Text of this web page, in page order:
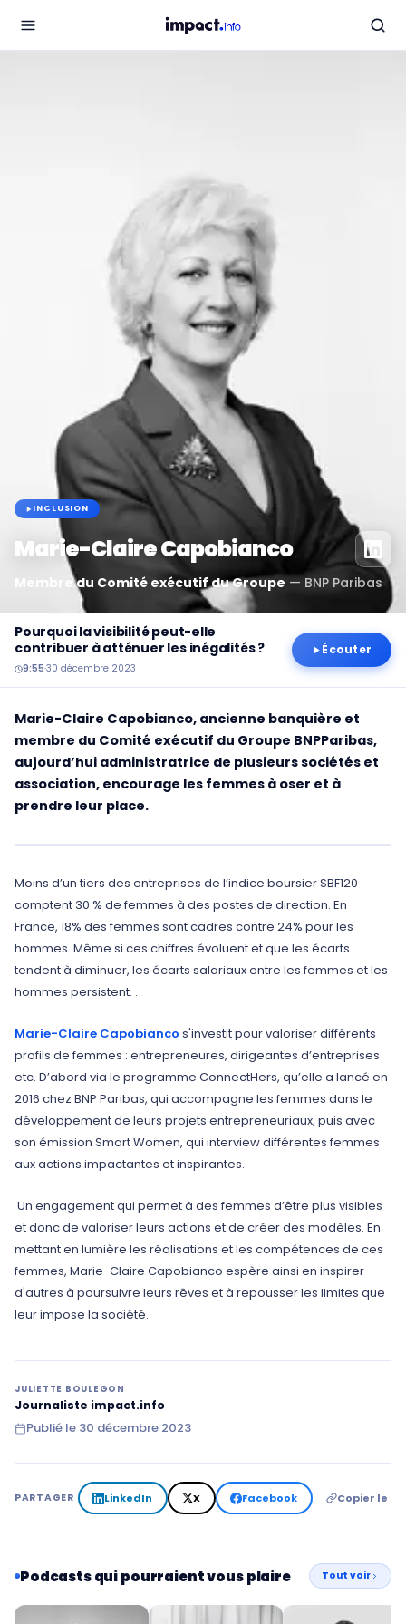
INCLUSION
Marie-Claire Capobianco
Membre du Comité exécutif du Groupe — BNP Paribas
Pourquoi la visibilité peut-elle
contribuer à atténuer les inégalités ?
9:55·30 décembre 2023
Écouter
Marie-Claire Capobianco, ancienne banquière et
membre du Comité exécutif du Groupe BNPParibas,
aujourd’hui administratrice de plusieurs sociétés et
association, encourage les femmes à oser et à
prendre leur place.
Moins d’un tiers des entreprises de l’indice boursier SBF120
comptent 30 % de femmes à des postes de direction. En
France, 18% des femmes sont cadres contre 24% pour les
hommes. Même si ces chiffres évoluent et que les écarts
tendent à diminuer, les écarts salariaux entre les femmes et les
hommes persistent. .
Marie-Claire Capobianco s'investit pour valoriser différents
profils de femmes : entrepreneures, dirigeantes d’entreprises
etc. D’abord via le programme ConnectHers, qu’elle a lancé en
2016 chez BNP Paribas, qui accompagne les femmes dans le
développement de leurs projets entrepreneuriaux, puis avec
son émission Smart Women, qui interview différentes femmes
aux actions impactantes et inspirantes.
Un engagement qui permet à des femmes d’être plus visibles
et donc de valoriser leurs actions et de créer des modèles. En
mettant en lumière les réalisations et les compétences de ces
femmes, Marie-Claire Capobianco espère ainsi en inspirer
d'autres à poursuivre leurs rêves et à repousser les limites que
leur impose la société.
JULIETTE BOULEGON
Journaliste impact.info
Publié le 30 décembre 2023
PARTAGER LinkedIn X Facebook Copier le
Podcasts qui pourraient vous plaire Tout voir